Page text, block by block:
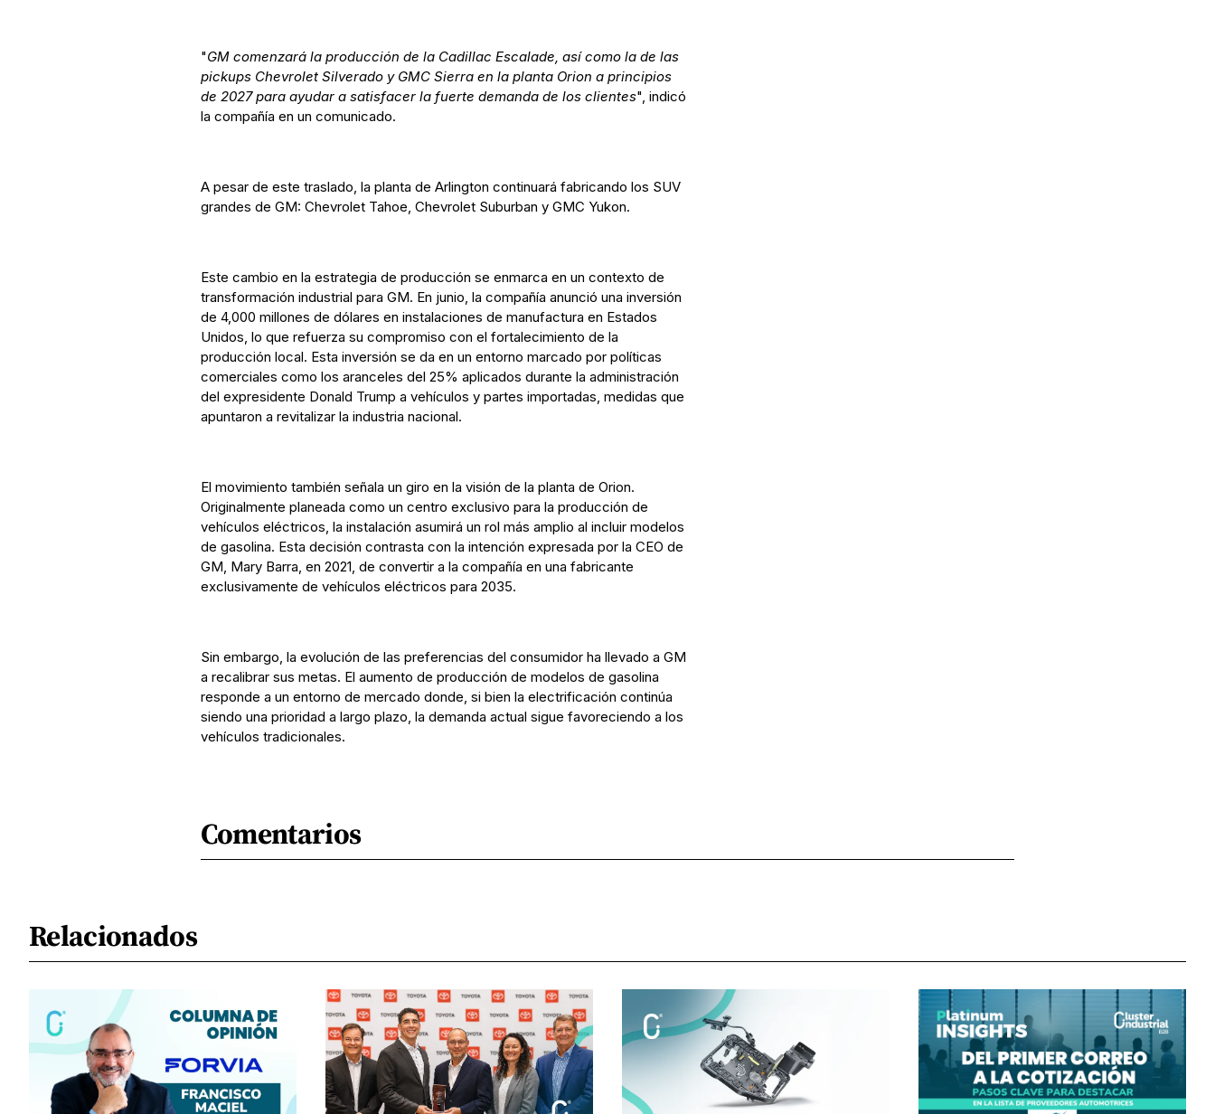
"GM comenzará la producción de la Cadillac Escalade, así como la de las
pickups Chevrolet Silverado y GMC Sierra en la planta Orion a principios
de 2027 para ayudar a satisfacer la fuerte demanda de los clientes", indicó
la compañía en un comunicado.
A pesar de este traslado, la planta de Arlington continuará fabricando los SUV
grandes de GM: Chevrolet Tahoe, Chevrolet Suburban y GMC Yukon.
Este cambio en la estrategia de producción se enmarca en un contexto de
transformación industrial para GM. En junio, la compañía anunció una inversión
de 4,000 millones de dólares en instalaciones de manufactura en Estados
Unidos, lo que refuerza su compromiso con el fortalecimiento de la
producción local. Esta inversión se da en un entorno marcado por políticas
comerciales como los aranceles del 25% aplicados durante la administración
del expresidente Donald Trump a vehículos y partes importadas, medidas que
apuntaron a revitalizar la industria nacional.
El movimiento también señala un giro en la visión de la planta de Orion.
Originalmente planeada como un centro exclusivo para la producción de
vehículos eléctricos, la instalación asumirá un rol más amplio al incluir modelos
de gasolina. Esta decisión contrasta con la intención expresada por la CEO de
GM, Mary Barra, en 2021, de convertir a la compañía en una fabricante
exclusivamente de vehículos eléctricos para 2035.
Sin embargo, la evolución de las preferencias del consumidor ha llevado a GM
a recalibrar sus metas. El aumento de producción de modelos de gasolina
responde a un entorno de mercado donde, si bien la electrificación continúa
siendo una prioridad a largo plazo, la demanda actual sigue favoreciendo a los
vehículos tradicionales.
Comentarios
Relacionados